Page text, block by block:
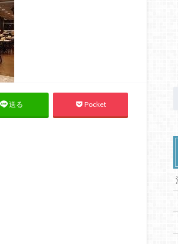
送る Pocket